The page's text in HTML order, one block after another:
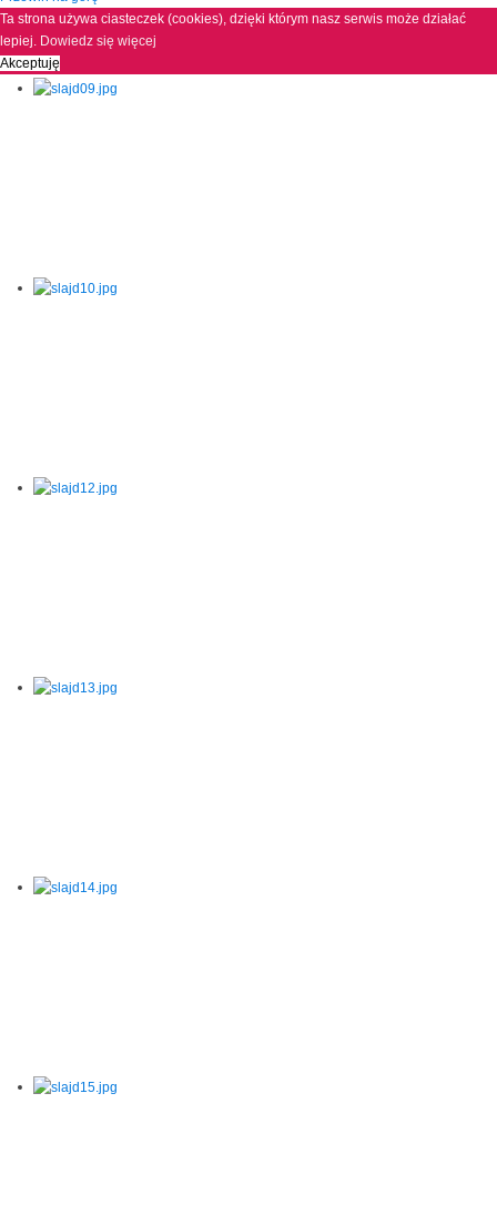
Ta strona używa ciasteczek (cookies), dzięki którym nasz serwis może działać
lepiej. Dowiedz się więcej
Akceptuję